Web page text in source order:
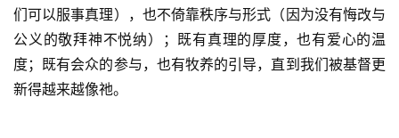
们可以服事真理），也不倚靠秩序与形式（因为没有悔改与
公义的敬拜神不悦纳）；既有真理的厚度，也有爱心的温
度；既有会众的参与，也有牧养的引导，直到我们被基督更
新得越来越像祂。